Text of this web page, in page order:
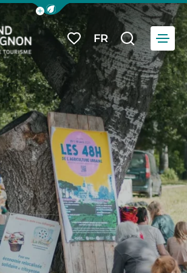
Afficher la barre de navigation du
Mes favoris
FR
Je
Menu